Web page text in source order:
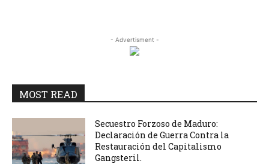
- Advertisment -
MOST READ
Secuestro Forzoso de Maduro:
Declaración de Guerra Contra la
Restauración del Capitalismo
Gangsteril.